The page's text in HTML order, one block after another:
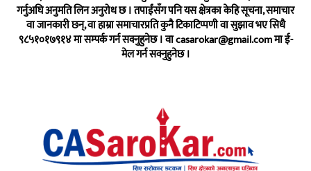
गर्नुअघि अनुमति लिन अनुरोध छ । तपाईंसँग पनि यस क्षेत्रका केहि सूचना, समाचार
वा जानकारी छन्, वा हाम्रा समाचारप्रति कुनै टिकाटिप्पणी वा सुझाव भए सिधै
९८५१०१७९१४ मा सम्पर्क गर्न सक्नुहुनेछ । वाcasarokar@gmail.comमा ई-
मेल गर्न सक्नुहुनेछ ।